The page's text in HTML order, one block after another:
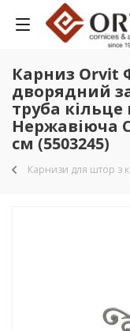
Карниз Orvit
дворядний
труба
Нержавіюча
см (5503245)
Карнизи для штор з